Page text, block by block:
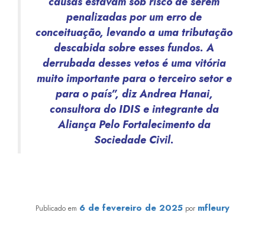
penalizadas por um erro de
conceituação, levando a uma tributação
descabida sobre esses fundos. A
derrubada desses vetos é uma vitória
muito importante para o terceiro setor e
para o país”, diz Andrea Hanai,
consultora do IDIS e integrante da
Aliança Pelo Fortalecimento da
Sociedade Civil.
Publicado em 6 de fevereiro de 2025 por mfleury